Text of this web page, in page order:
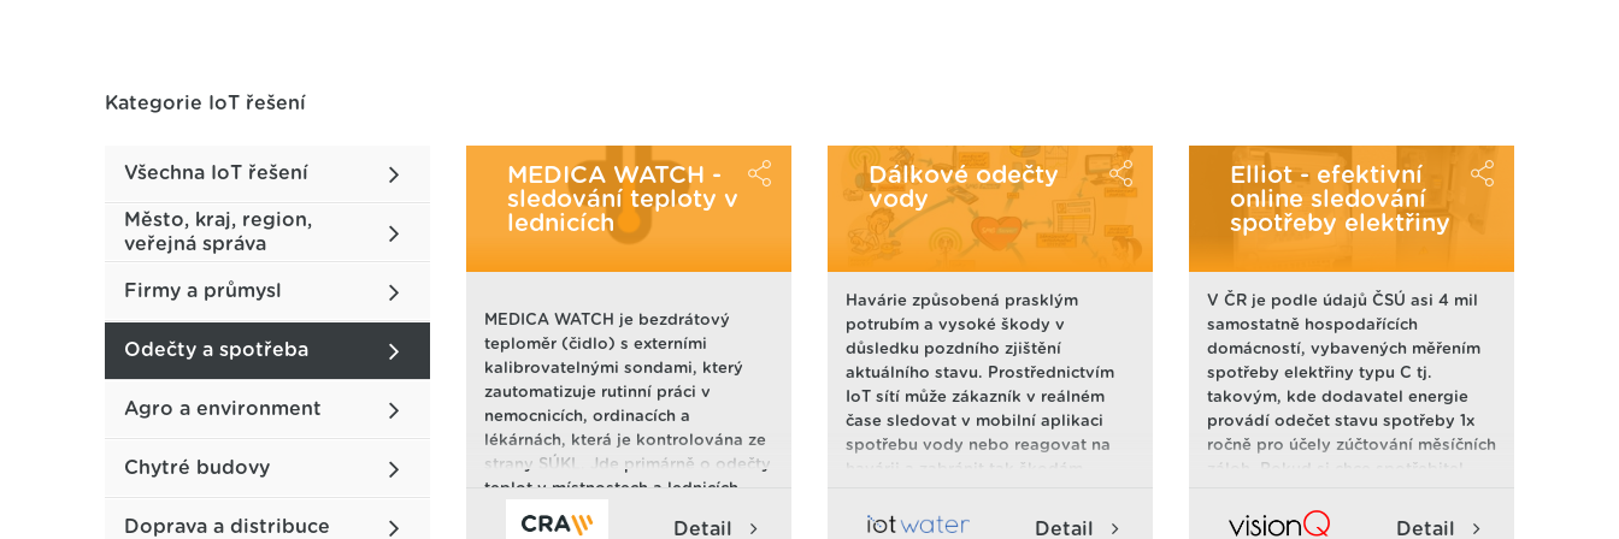
Kategorie IoT řešení
Všechna IoT řešení
Město, kraj, region,
veřejná správa
Firmy a průmysl
Odečty a spotřeba
Agro a environment
Chytré budovy
Doprava a distribuce
MEDICA WATCH -
sledování teploty v
lednicích
MEDICA WATCH je bezdrátový
teploměr (čidlo) s externími
kalibrovatelnými sondami, který
zautomatizuje rutinní práci v
nemocnicích, ordinacích a
lékárnách, která je kontrolována ze
strany SÚKL. Jde primárně o odečty
teplot v místnostech a lednicích,
kde se skladují léky. Snímané
www.medicawatch.cz Detail
Dálkové odečty
vody
Havárie způsobená prasklým
potrubím a vysoké škody v
důsledku pozdního zjištění
aktuálního stavu. Prostřednictvím
IoT sítí může zákazník v reálném
čase sledovat v mobilní aplikaci
spotřebu vody nebo reagovat na
havárii a zabránit tak škodám.
svěřený majetek pomocí
Detail
Elliot - efektivní
online sledování
spotřeby elektřiny
V ČR je podle údajů ČSÚ asi 4 mil
samostatně hospodařících
domácností, vybavených měřením
spotřeby elektřiny typu C tj.
takovým, kde dodavatel energie
provádí odečet stavu spotřeby 1x
ročně pro účely zúčtování měsíčních
záloh. Pokud si chce spotřebitel
účely jejího efektivního řízení, musí
Detail